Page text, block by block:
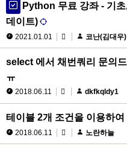
Python 무료 강좌 - 기
데이트)
2021.01.01 코난(김대우)
select 에서 채번쿼리 문의
ㅠ
2018.06.11 dkfkqldy1
테이블 2개 조건을 이용하여
2018.06.11 노란하늘